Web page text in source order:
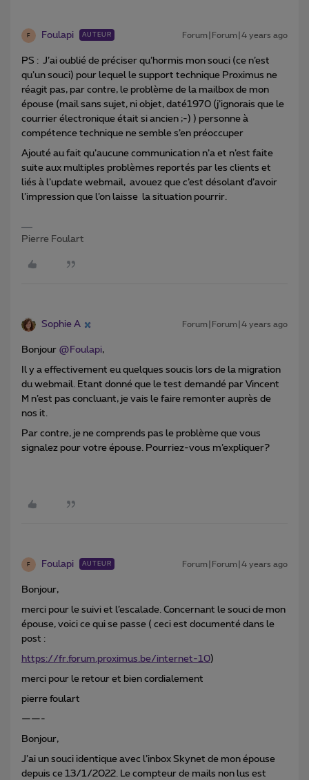
F Foulapi AUTEUR Forum|Forum|4 years ago
PS : J’ai oublié de préciser qu’hormis mon souci (ce n’est
qu’un souci) pour lequel le support technique Proximus ne
réagit pas, par contre, le problème de la mailbox de mon
épouse (mail sans sujet, ni objet, daté1970 (j’ignorais que le
courrier électronique était si ancien ;-) ) personne à
compétence technique ne semble s’en préoccuper
Ajouté au fait qu’aucune communication n’a et n’est faite
suite aux multiples problèmes reportés par les clients et
liés à l’update webmail, avouez que c’est désolant d’avoir
l’impression que l’on laisse la situation pourrir.
Pierre Foulart
Sophie A Forum|Forum|4 years ago
Bonjour @Foulapi,
Il y a effectivement eu quelques soucis lors de la migration
du webmail. Etant donné que le test demandé par Vincent
M n’est pas concluant, je vais le faire remonter auprès de
nos it.
Par contre, je ne comprends pas le problème que vous
signalez pour votre épouse. Pourriez-vous m’expliquer?
F Foulapi AUTEUR Forum|Forum|4 years ago
Bonjour,
merci pour le suivi et l’escalade. Concernant le souci de mon
épouse, voici ce qui se passe ( ceci est documenté dans le
post :
https://fr.forum.proximus.be/internet-10)
merci pour le retour et bien cordialement
pierre foulart
——-
Bonjour,
J’ai un souci identique avec l’inbox Skynet de mon épouse
depuis ce 13/1/2022. Le compteur de mails non lus est